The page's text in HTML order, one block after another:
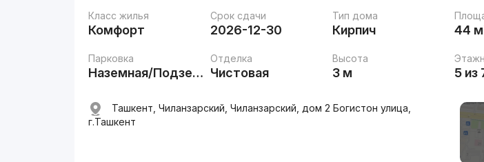
Класс жилья
Комфорт
Срок сдачи
2026-12-30
Тип дома
Кирпич 44
Парковка
Наземная/Подземная
Отделка
Чистовая
Высота
3 м 5 из
Ташкент, Чиланзарский, Чиланзарский, дом 2 Богистон улица,
г.Ташкент